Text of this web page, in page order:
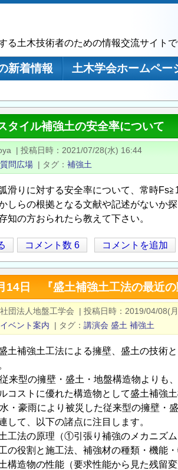
る土木技術者のための情報交流サイトで
新着情報
土木学会ホームペー
タイル補強土の安全率について
| 投稿日時
2021/07/28(水) 16:44
質問広場 | タグ 補強土
滑りに対する安全率について、常時
しらの根拠となる文献や記述がないか探
知の方おられたら教えて下さい。
コメント数 6 コメントを追加
14日 『盛土補強土工法の最近
団法人地盤工学会 | 投稿日時
2019/04/08(
イベント案内 | タグ 講演会 盛土 補強土
土補強土工法による擁壁、盛土の技術
来型の擁壁・盛土・地盤構造物よりも
コストに優れた構造物として盛土補強
・豪雨により被災した従来型の擁壁・
して、以下の諸点に注目します。
土工法の原理（①引張り補強のメカニズ
の役割と施工法、補強材の種類・機能
構造物の性能（要求性能から見た残留